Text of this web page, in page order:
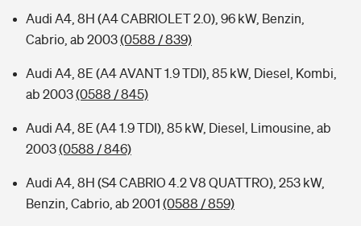
Audi A4, 8H (A4 CABRIOLET 2.0), 96 kW, Benzin,
Cabrio, ab 2003(0588 / 839)
Audi A4, 8E (A4 AVANT 1.9 TDI), 85 kW, Diesel, Kombi,
ab 2003(0588 / 845)
Audi A4, 8E (A4 1.9 TDI), 85 kW, Diesel, Limousine, ab
2003(0588 / 846)
Audi A4, 8H (S4 CABRIO 4.2 V8 QUATTRO), 253 kW,
Benzin, Cabrio, ab 2001 (0588 / 859)